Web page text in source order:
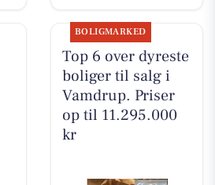
BOLIGMARKED
Top 6 over dyreste
boliger til salg i
Vamdrup. Priser
op til 11.295.000
kr